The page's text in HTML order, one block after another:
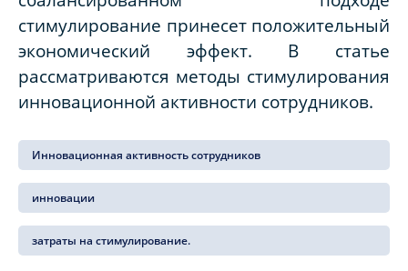
стимулирование принесет положительный
экономический эффект. В статье
рассматриваются методы стимулирования
инновационной активности сотрудников.
Инновационная активность сотрудников
инновации
затраты на стимулирование.